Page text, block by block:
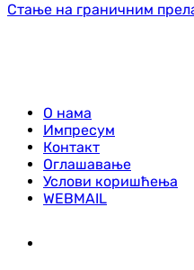
Стање на граничним
О нама
Импресум
Контакт
Оглашавање
Услови коришћења
WEBMAIL